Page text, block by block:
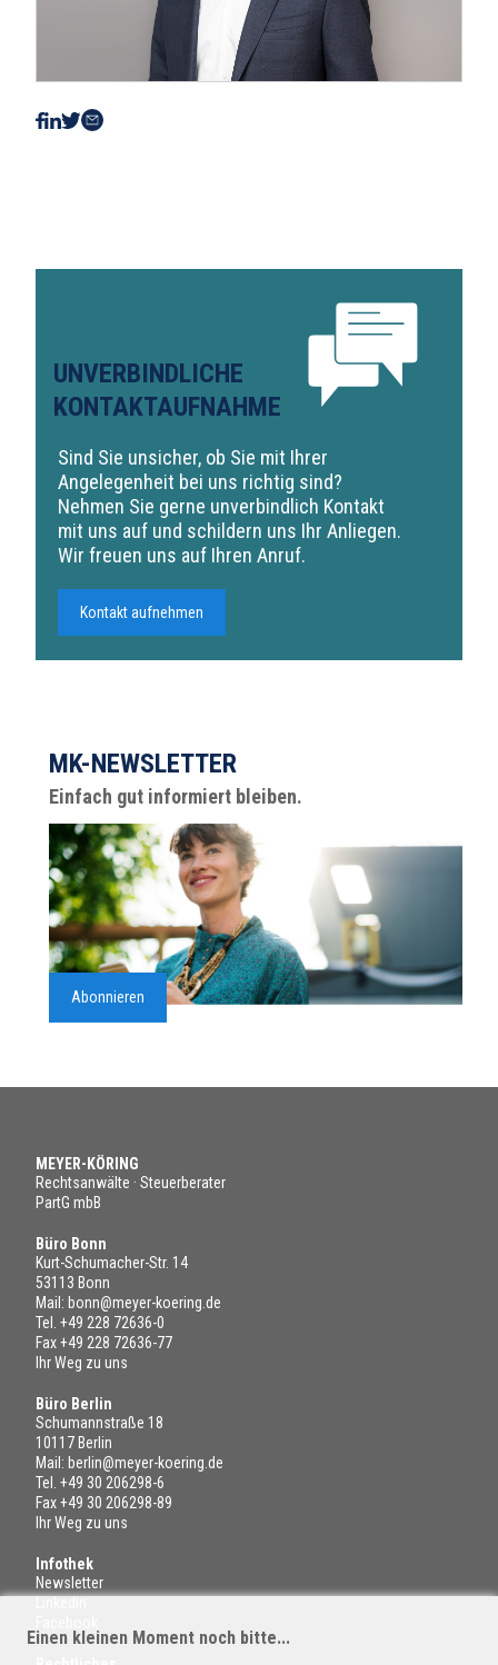
UNVERBINDLICHE
KONTAKTAUFNAHME
Sind Sie unsicher, ob Sie mit Ihrer
Angelegenheit bei uns richtig sind?
Nehmen Sie gerne unverbindlich Kontakt
mit uns auf und schildern uns Ihr Anliegen.
Wir freuen uns auf Ihren Anruf.
Kontakt aufnehmen
MK-NEWSLETTER
Einfach gut informiert bleiben.
Abonnieren
MEYER-KÖRING
Rechtsanwälte · Steuerberater
PartG mbB
Büro Bonn
Kurt-Schumacher-Str. 14
53113 Bonn
Mail: bonn@meyer-koering.de
Tel. +49 228 72636-0
Fax +49 228 72636-77
Ihr Weg zu uns
Büro Berlin
Schumannstraße 18
10117 Berlin
Mail: berlin@meyer-koering.de
Tel. +49 30 206298-6
Fax +49 30 206298-89
Ihr Weg zu uns
Infothek
Newsletter
Einen kleinen Moment noch bitte...